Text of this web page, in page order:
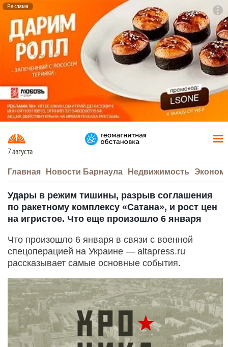
Реклама
7 августа
Главная Новости Барнаула Недвижимость
Удары в режим тишины, разрыв соглашения
по ракетному комплексу «Сатана», и рост цен
на игристое. Что еще произошло 6 января
Что произошло 6 января в связи с военной
спецоперацией на Украине — altapress.ru
рассказывает самые основные события.